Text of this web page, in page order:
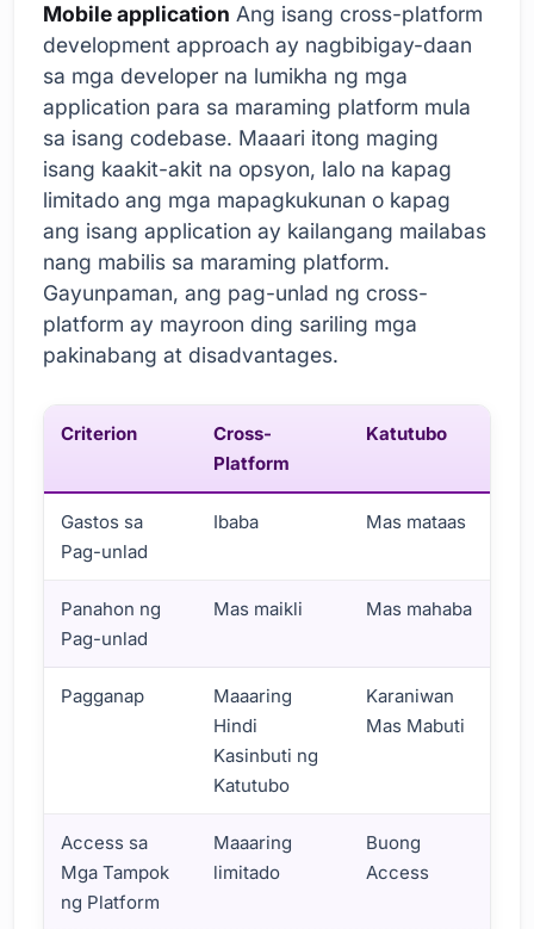
Mobile application Ang isang cross-platform
development approach ay nagbibigay-daan
sa mga developer na lumikha ng mga
application para sa maraming platform mula
sa isang codebase. Maaari itong maging
isang kaakit-akit na opsyon, lalo na kapag
limitado ang mga mapagkukunan o kapag
ang isang application ay kailangang mailabas
nang mabilis sa maraming platform.
Gayunpaman, ang pag-unlad ng cross-
platform ay mayroon ding sariling mga
pakinabang at disadvantages.
Criterion
Cross-
Platform
Katutubo
Gastos sa
Pag-unlad
Ibaba Mas mataas
Panahon ng
Pag-unlad
Mas maikli Mas mahaba
Pagganap
Maaaring
Hindi
Kasinbuti ng
Katutubo
Karaniwan
Mas Mabuti
Access sa
Mga Tampok
ng Platform
Maaaring
limitado
Buong
Access